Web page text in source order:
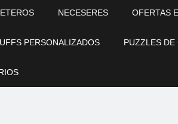
NECESERES OFERTAS
PERSONALIZADOS PUZZLES DE